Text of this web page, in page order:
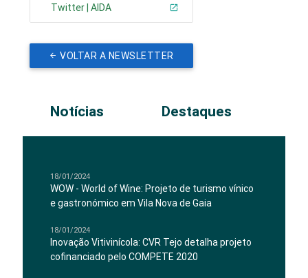
Twitter | AIDA
VOLTAR A NEWSLETTER
Notícias Destaques
18/01/2024
WOW - World of Wine: Projeto de turismo vínico
e gastronómico em Vila Nova de Gaia
18/01/2024
Inovação Vitivinícola: CVR Tejo detalha projeto
cofinanciado pelo COMPETE 2020